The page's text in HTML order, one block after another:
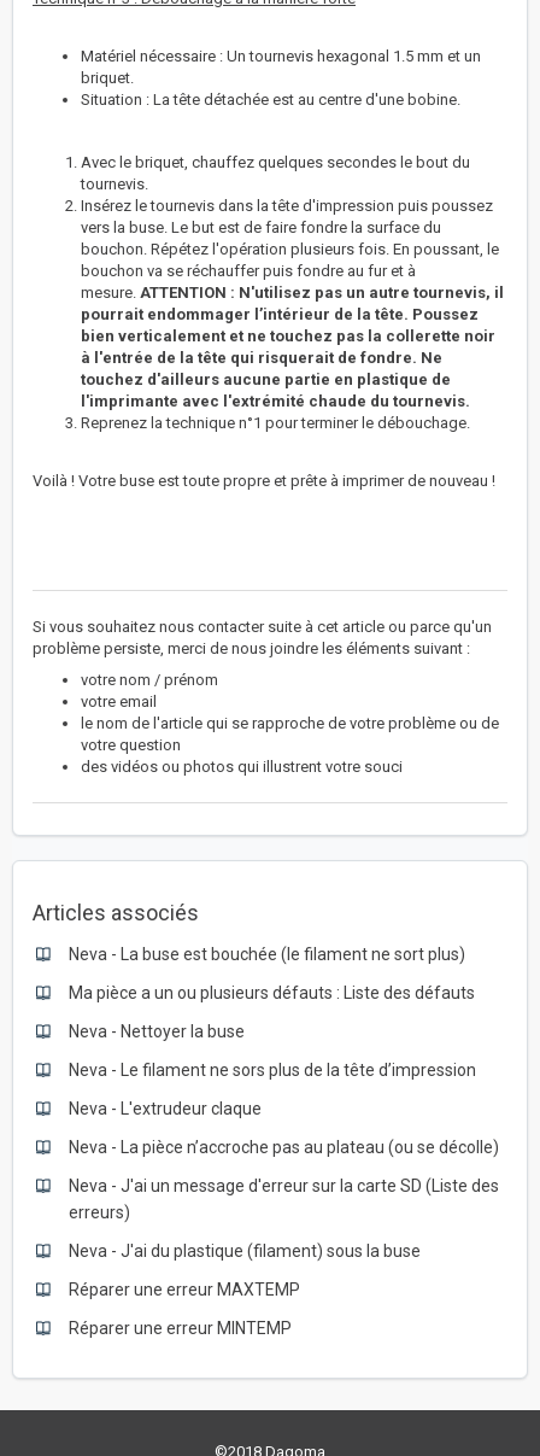
Matériel nécessaire : Un tournevis hexagonal 1.5 mm et un
briquet.
Situation : La tête détachée est au centre d'une bobine.
Avec le briquet, chauffez quelques secondes le bout du
tournevis.
Insérez le tournevis dans la tête d'impression puis poussez
vers la buse. Le but est de faire fondre la surface du
bouchon. Répétez l'opération plusieurs fois. En poussant, le
bouchon va se réchauffer puis fondre au fur et à
mesure. ATTENTION : N'utilisez pas un autre tournevis, il
pourrait endommager l’intérieur de la tête. Poussez
bien verticalement et ne touchez pas la collerette noir
à l'entrée de la tête qui risquerait de fondre. Ne
touchez d'ailleurs aucune partie en plastique de
l'imprimante avec l'extrémité chaude du tournevis.
Reprenez la technique n°1 pour terminer le débouchage.
Voilà ! Votre buse est toute propre et prête à imprimer de nouveau !
Si vous souhaitez nous contacter suite à cet article ou parce qu'un
problème persiste, merci de nous joindre les éléments suivant :
votre nom / prénom
votre email
le nom de l'article qui se rapproche de votre problème ou de
votre question
des vidéos ou photos qui illustrent votre souci
Articles associés
Neva - La buse est bouchée (le filament ne sort plus)
Ma pièce a un ou plusieurs défauts : Liste des défauts
Neva - Nettoyer la buse
Neva - Le filament ne sors plus de la tête d’impression
Neva - L'extrudeur claque
Neva - La pièce n’accroche pas au plateau (ou se décolle)
Neva - J'ai un message d'erreur sur la carte SD (Liste des
erreurs)
Neva - J'ai du plastique (filament) sous la buse
Réparer une erreur MAXTEMP
Réparer une erreur MINTEMP
©2018 Dagoma